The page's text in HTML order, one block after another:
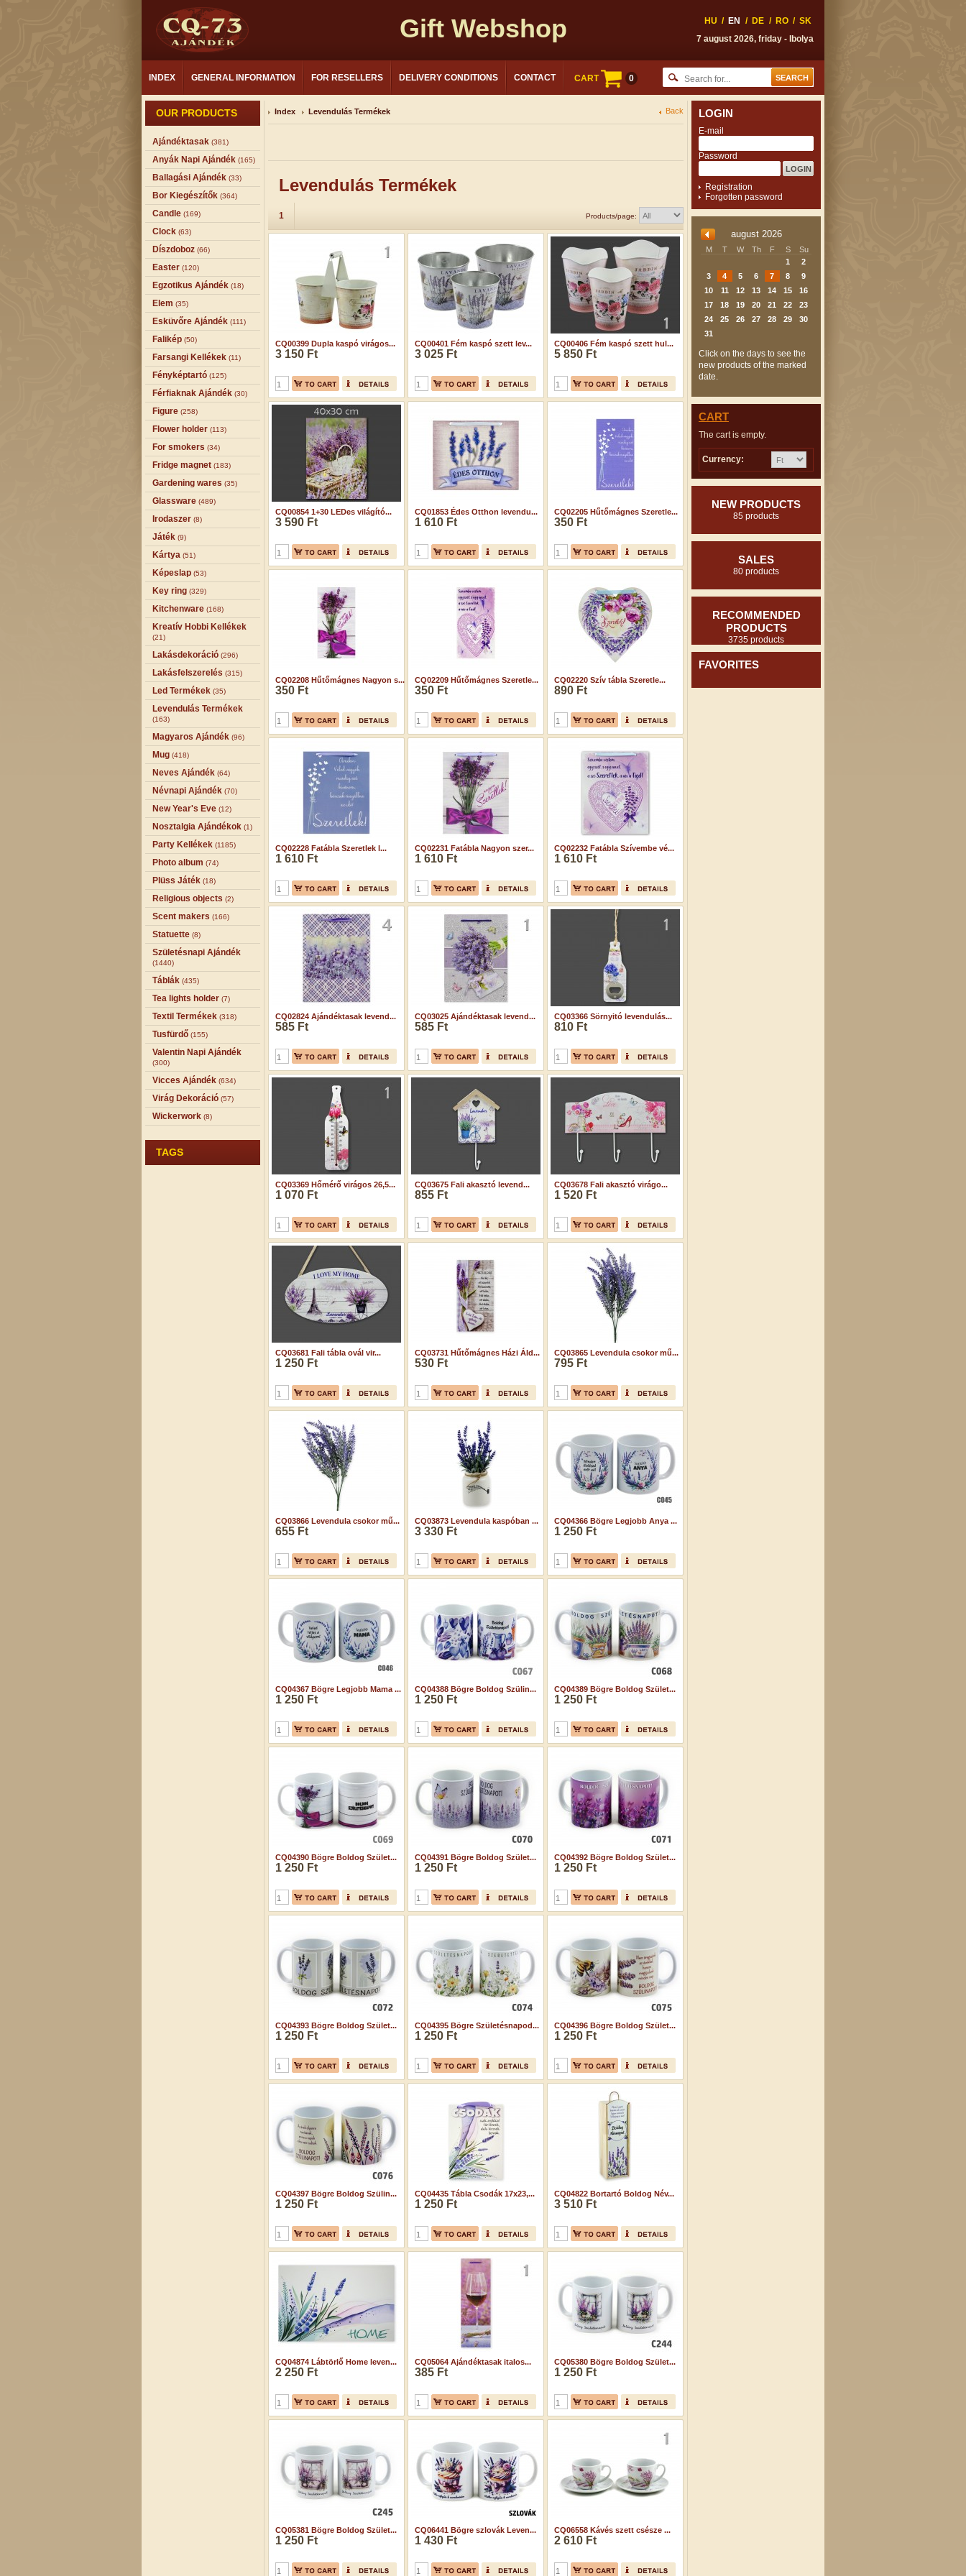
Gift Webshop HU / EN / DE / RO / SK
7 august 2026, friday - Ibolya
INDEX GENERAL INFORMATION FOR RESELLERS DELIVERY CONDITIONS CONTACT CART 0
OUR PRODUCTS
Ajándéktasak (381)
Anyák Napi Ajándék (165)
Ballagási Ajándék (33)
Bor Kiegészítők (364)
Candle (169)
Clock (63)
Díszdoboz (66)
Easter (120)
Egzotikus Ajándék (18)
Elem (35)
Esküvőre Ajándék (111)
Falikép (50)
Farsangi Kellékek (11)
Fényképtartó (125)
Férfiaknak Ajándék (30)
Figure (258)
Flower holder (113)
For smokers (34)
Fridge magnet (183)
Gardening wares (35)
Glassware (489)
Irodaszer (8)
Játék (9)
Kártya (51)
Képeslap (53)
Key ring (329)
Kitchenware (168)
Kreatív Hobbi Kellékek
(21)
Lakásdekoráció (296)
Lakásfelszerelés (315)
Led Termékek (35)
Levendulás Termékek
(163)
Magyaros Ajándék (96)
Mug (418)
Neves Ajándék (64)
Névnapi Ajándék (70)
New Year's Eve (12)
Nosztalgia Ajándékok (1)
Party Kellékek (1185)
Photo album (74)
Plüss Játék (18)
Religious objects (2)
Scent makers (166)
Statuette (8)
Születésnapi Ajándék
(1440)
Táblák (435)
Tea lights holder (7)
Textil Termékek (318)
Tusfürdő (155)
Valentin Napi Ajándék
(300)
Vicces Ajándék (634)
Virág Dekoráció (57)
Wickerwork (8)
TAGS
Index Levendulás Termékek Back
Levendulás Termékek
1 Products/page:
CQ00399 Dupla kaspó virágos...
3 150 Ft
CQ00401 Fém kaspó szett lev...
3 025 Ft
CQ00406 Fém kaspó szett hul...
5 850 Ft
CQ00854 1+30 LEDes világító...
3 590 Ft
CQ01853 Édes Otthon levendu...
1 610 Ft
CQ02205 Hűtőmágnes Szeretle...
350 Ft
CQ02208 Hűtőmágnes Nagyon s...
350 Ft
CQ02209 Hűtőmágnes Szeretle...
350 Ft
CQ02220 Szív tábla Szeretle...
890 Ft
CQ02228 Fatábla Szeretlek l...
1 610 Ft
CQ02231 Fatábla Nagyon szer...
1 610 Ft
CQ02232 Fatábla Szívembe vé...
1 610 Ft
CQ02824 Ajándéktasak levend...
585 Ft
CQ03025 Ajándéktasak levend...
585 Ft
CQ03366 Sörnyitó levendulás...
810 Ft
CQ03369 Hőmérő virágos 26,5...
1 070 Ft
CQ03675 Fali akasztó levend...
855 Ft
CQ03678 Fali akasztó virágo...
1 520 Ft
CQ03681 Fali tábla ovál vir...
1 250 Ft
CQ03731 Hűtőmágnes Házi Áld...
530 Ft
CQ03865 Levendula csokor mű...
795 Ft
CQ03866 Levendula csokor mű...
655 Ft
CQ03873 Levendula kaspóban ...
3 330 Ft
CQ04366 Bögre Legjobb Anya ...
1 250 Ft
CQ04367 Bögre Legjobb Mama ...
1 250 Ft
CQ04388 Bögre Boldog Szülin...
1 250 Ft
CQ04389 Bögre Boldog Szület...
1 250 Ft
CQ04390 Bögre Boldog Szület...
1 250 Ft
CQ04391 Bögre Boldog Szület...
1 250 Ft
CQ04392 Bögre Boldog Szület...
1 250 Ft
CQ04393 Bögre Boldog Szület...
1 250 Ft
CQ04395 Bögre Születésnapod...
1 250 Ft
CQ04396 Bögre Boldog Szület...
1 250 Ft
CQ04397 Bögre Boldog Szülin...
1 250 Ft
CQ04435 Tábla Csodák 17x23,...
1 250 Ft
CQ04822 Bortartó Boldog Név...
3 510 Ft
CQ04874 Lábtörlő Home leven...
2 250 Ft
CQ05064 Ajándéktasak italos...
385 Ft
CQ05380 Bögre Boldog Szület...
1 250 Ft
CQ05381 Bögre Boldog Szület...
1 250 Ft
CQ06441 Bögre szlovák Leven...
1 430 Ft
CQ06558 Kávés szett csésze ...
2 610 Ft
LOGIN
E-mail
Password
Registration
Forgotten password
august 2026
M T W Th F S
Su
1
2
3
4 5 6 7 8
9
10
11 12 13 14 15
16
17
18 19 20 21 22
23
24
25 26 27 28 29
30
31
Click on the days to see the
new products of the marked
date.
CART
The cart is empty.
Currency:
NEW PRODUCTS
85 products
SALES
80 products
RECOMMENDED
PRODUCTS
3735 products
FAVORITES